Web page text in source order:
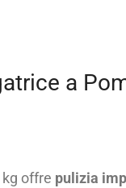
a
kg offre pulizia